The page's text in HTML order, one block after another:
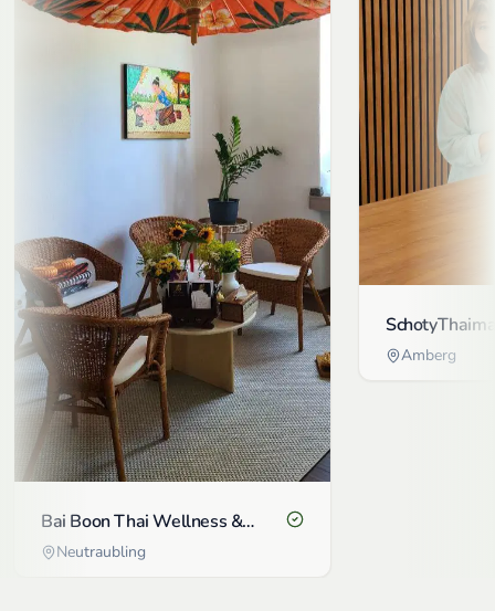
Bai Boon Thai Wellness &
Massage
Neutraubling
Amberg